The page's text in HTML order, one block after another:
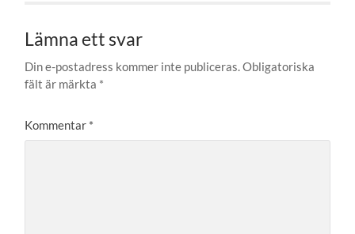
Lämna ett svar
Din e-postadress kommer inte publiceras. Obligatoriska
fält är märkta *
Kommentar *